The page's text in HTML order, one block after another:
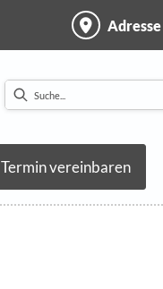
Adresse
Termin vereinbaren